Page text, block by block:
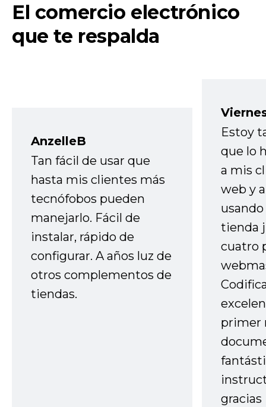
El comercio electrónico
que te respalda
AnzelleB
Tan fácil de usar que
hasta mis clientes más
tecnófobos pueden
manejarlo. Fácil de
instalar, rápido de
configurar. A años luz de
otros complementos de
tiendas.
Estoy
que lo
a mis
web y
tienda
cuatro
primer
gracias